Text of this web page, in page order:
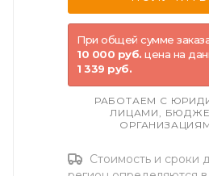
При общей сумме
10 000 руб. цена на
1 339 руб.
РАБОТАЕМ С
ЛИЦАМИ,
Стоимость и сроки